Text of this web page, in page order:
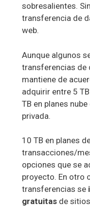
sobresalientes.
transferencia de
web.
Aunque algunos
transferencias de
mantiene de
adquirir entre 5
TB en planes
privada.
10 TB en planes
transacciones/
opciones que se
proyecto. En otro
transferencias se
gratuitas de